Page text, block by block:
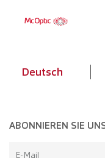
Deutsch
ABONNIEREN SIE
E-Mail